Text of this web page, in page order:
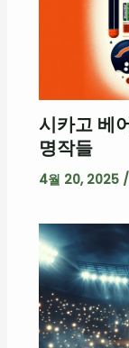
시카고 베
명작들
4월 20, 2025 /